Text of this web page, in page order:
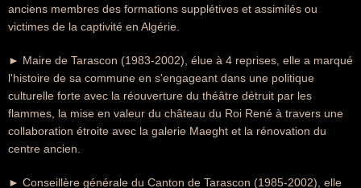
anciens membres des formations supplétives et assimilés ou
victimes de la captivité en Algérie.
► Maire de Tarascon (1983-2002), élue à 4 reprises, elle a marqué
l'histoire de sa commune en s'engageant dans une politique
culturelle forte avec la réouverture du théâtre détruit par les
flammes, la mise en valeur du château du Roi René à travers une
collaboration étroite avec la galerie Maeght et la rénovation du
centre ancien.
► Conseillère générale du Canton de Tarascon (1985-2002), elle